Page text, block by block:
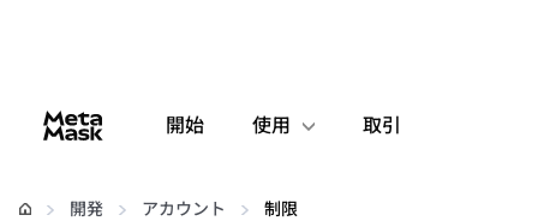
開始 使用
設定
取引
開発 アカウント 制限